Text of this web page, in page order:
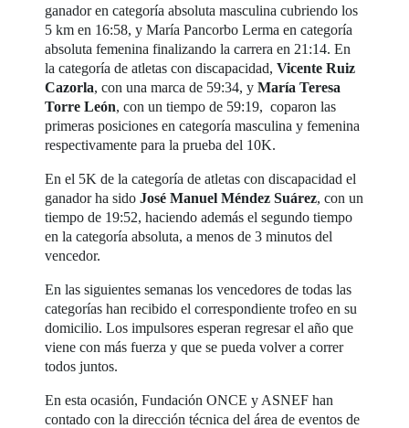
ganador en categoría absoluta masculina cubriendo los
5 km en 16:58, y María Pancorbo Lerma en categoría
absoluta femenina finalizando la carrera en 21:14. En
la categoría de atletas con discapacidad,Vicente Ruiz
Cazorla, con una marca de 59:34, yMaría Teresa
Torre León, con un tiempo de 59:19, coparon las
primeras posiciones en categoría masculina y femenina
respectivamente para la prueba del 10K.
En el 5K de la categoría de atletas con discapacidad el
ganador ha sidoJosé Manuel Méndez Suárez, con un
tiempo de 19:52, haciendo además el segundo tiempo
en la categoría absoluta, a menos de 3 minutos del
vencedor.
En las siguientes semanas los vencedores de todas las
categorías han recibido el correspondiente trofeo en su
domicilio. Los impulsores esperan regresar el año que
viene con más fuerza y que se pueda volver a correr
todos juntos.
En esta ocasión, Fundación ONCE y ASNEF han
contado con la dirección técnica del área de eventos de